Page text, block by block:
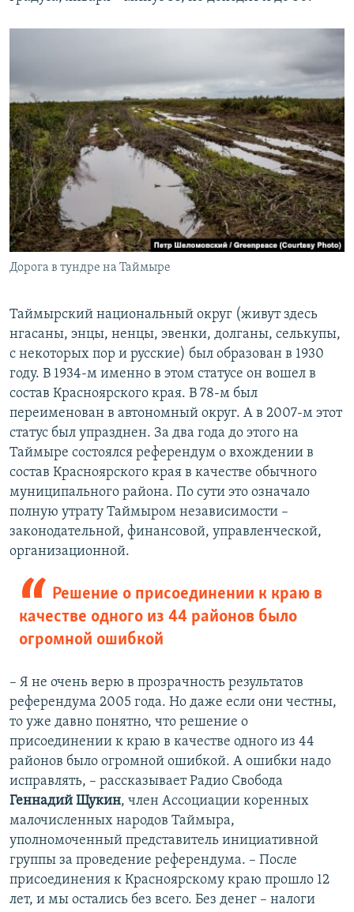
Дорога в тундре на Таймыре
Таймырский национальный округ (живут здесь
нгасаны, энцы, ненцы, эвенки, долганы, селькупы,
с некоторых пор и русские) был образован в 1930
году. В 1934-м именно в этом статусе он вошел в
состав Красноярского края. В 78-м был
переименован в автономный округ. А в 2007-м этот
статус был упразднен. За два года до этого на
Таймыре состоялся референдум о вхождении в
состав Красноярского края в качестве обычного
муниципального района. По сути это означало
полную утрату Таймыром независимости –
законодательной, финансовой, управленческой,
организационной.
Решение о присоединении к краю в
качестве одного из 44 районов было
огромной ошибкой​
– Я не очень верю в прозрачность результатов
референдума 2005 года. Но даже если они честны,
то уже давно понятно, что решение о
присоединении к краю в качестве одного из 44
районов было огромной ошибкой. А ошибки надо
исправлять, – рассказывает Радио Свобода
Геннадий Щукин, член Ассоциации коренных
малочисленных народов Таймыра,
уполномоченный представитель инициативной
группы за проведение референдума. – После
присоединения к Красноярскому краю прошло 12
лет, и мы остались без всего. Без денег – налоги